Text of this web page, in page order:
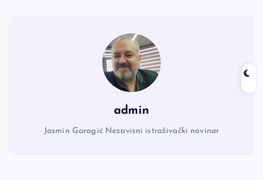
admin
Jasmin Garagić Nezavisni istraživački novinar